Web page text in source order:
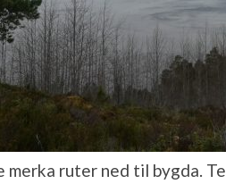
merka ruter ned til bygda.